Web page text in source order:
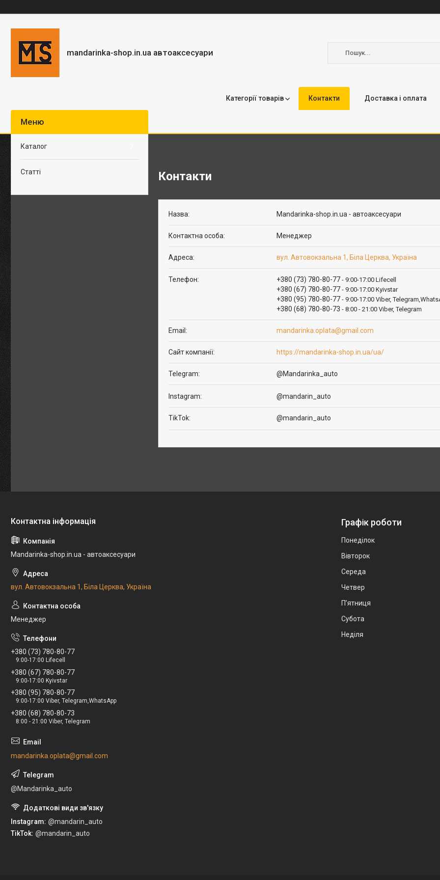
mandarinka-shop.in.ua автоаксесуари
Категорії товарів Контакти Доставка і оплата
Контакти
Mandarinka-shop.in.ua - автоаксесуари
Менеджер
вул. Автовокзальна 1, Біла Церква, Україна
+380 (73) 780-80-77 9:00-17:00 Lifecell
+380 (67) 780-80-77 9:00-17:00 Kyivstar
+380 (95) 780-80-77 9:00-17:00 Viber,
+380 (68) 780-80-73 8:00 - 21:00 Viber, Telegram
mandarinka.oplata@gmail.com
https://mandarinka-shop.in.ua/ua/
@Mandarinka_auto
Instagram @mandarin_auto
TikTok @mandarin_auto
Каталог
Статті
Mandarinka-shop.in.ua - автоаксесуари
вул. Автовокзальна 1, Біла Церква, Україна
Менеджер
+380 (73) 780-80-77
9:00-17:00 Lifecell
+380 (67) 780-80-77
9:00-17:00 Kyivstar
+380 (95) 780-80-77
9:00-17:00 Viber, Telegram,WhatsApp
+380 (68) 780-80-73
8:00 - 21:00 Viber, Telegram
mandarinka.oplata@gmail.com
@Mandarinka_auto
Instagram @mandarin_auto
TikTok @mandarin_auto
Графік роботи
Понеділок
Вівторок
Середа
Четвер
Пʼятниця
Субота
Неділя